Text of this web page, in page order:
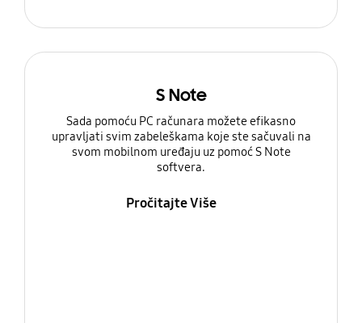
S Note
Sada pomoću PC računara možete efikasno
upravljati svim zabeleškama koje ste sačuvali na
svom mobilnom uređaju uz pomoć S Note
softvera.
Pročitajte Više